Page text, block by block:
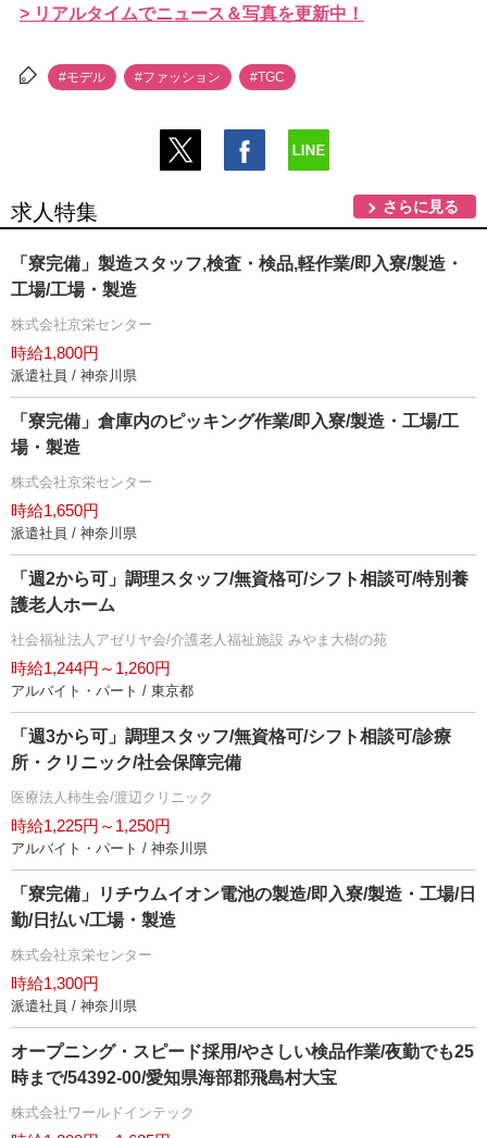
> リアルタイムでニュース＆写真を更新中！
#モデル #ファッション #TGC
求人特集 さらに見る
「寮完備」製造スタッフ,検査・検品,軽作業/即入寮/製造・
工場/工場・製造
株式会社京栄センター
時給1,800円
派遣社員 / 神奈川県
「寮完備」倉庫内のピッキング作業/即入寮/製造・工場/工
場・製造
株式会社京栄センター
時給1,650円
派遣社員 / 神奈川県
「週2から可」調理スタッフ/無資格可/シフト相談可/特別養
護老人ホーム
社会福祉法人アゼリヤ会/介護老人福祉施設 みやま大樹の苑
時給1,244円～1,260円
アルバイト・パート / 東京都
「週3から可」調理スタッフ/無資格可/シフト相談可/診療
所・クリニック/社会保障完備
医療法人柿生会/渡辺クリニック
時給1,225円～1,250円
アルバイト・パート / 神奈川県
「寮完備」リチウムイオン電池の製造/即入寮/製造・工場/日
勤/日払い/工場・製造
株式会社京栄センター
時給1,300円
派遣社員 / 神奈川県
オープニング・スピード採用/やさしい検品作業/夜勤でも25
時まで/54392-00/愛知県海部郡飛島村大宝
株式会社ワールドインテック